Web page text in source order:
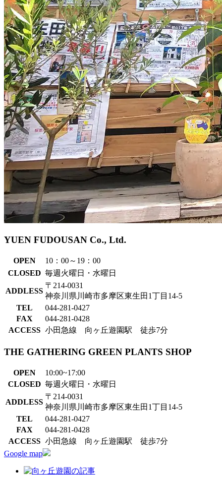
YUEN FUDOUSAN Co., Ltd.
OPEN
10：00～19：00
CLOSED 毎週火曜日・水曜日
ADDLESS
〒214-0031
神奈川県川崎市多摩区東生田1丁目14-5
TEL
044-281-0427
FAX
044-281-0428
ACCESS 小田急線 向ヶ丘遊園駅 徒歩7分
THE GATHERING GREEN PLANTS SHOP
OPEN
10:00~17:00
CLOSED 毎週火曜日・水曜日
ADDLESS
〒214-0031
神奈川県川崎市多摩区東生田1丁目14-5
TEL
044-281-0427
FAX
044-281-0428
ACCESS 小田急線 向ヶ丘遊園駅 徒歩7分
Google map